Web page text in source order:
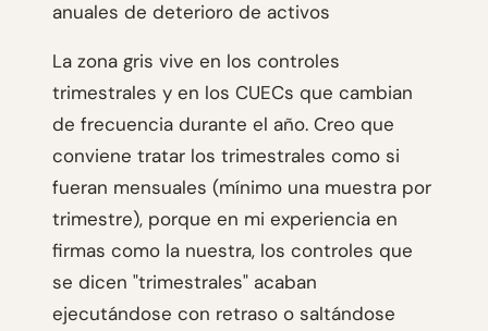
anuales de deterioro de activos
La zona gris vive en los controles
trimestrales y en los CUECs que cambian
de frecuencia durante el año. Creo que
conviene tratar los trimestrales como si
fueran mensuales (mínimo una muestra por
trimestre), porque en mi experiencia en
firmas como la nuestra, los controles que
se dicen "trimestrales" acaban
ejecutándose con retraso o saltándose